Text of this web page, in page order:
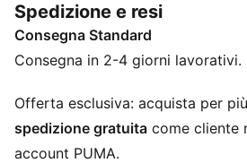
Progettato per: Lifestyle di PUMA
Larghezza: Regolare
Chiusura: Lacci
Ventilazione perforata
Passante sul tallone con cordino
Loghi PUMA
Spedizione e resi
Consegna Standard
Consegna in 2-4 giorni lavorativi.
Offerta esclusiva: acquista per
spedizione gratuita come cliente
account PUMA.